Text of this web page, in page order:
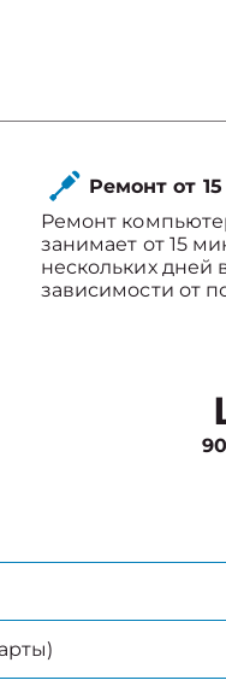
Ремонт от
Ремонт
занимает от 15
нескольких дней
зависимости от